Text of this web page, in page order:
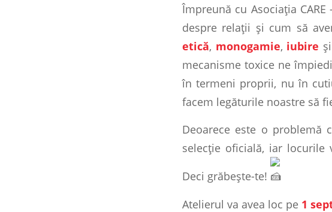
Împreună cu Asociația
despre relații și cum să
etică, monogamie, iubire și
mecanisme toxice ne
în termeni proprii, nu în
facem legăturile noastre să
Deoarece este o problemă
selecție oficială, iar
Deci grăbește-te!
Atelierul va avea loc pe 1